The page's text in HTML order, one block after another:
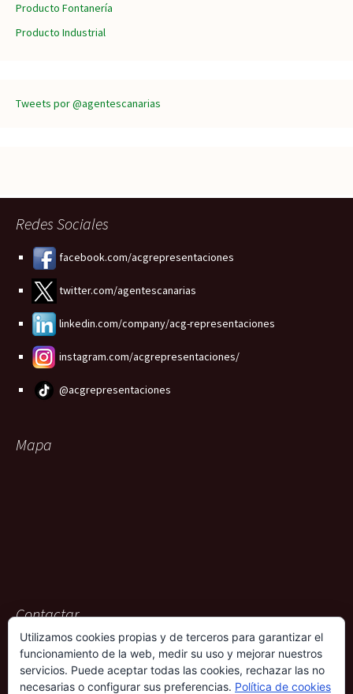
Producto Fontanería
Producto Industrial
Tweets por @agentescanarias
Redes Sociales
facebook.com/acgrepresentaciones
twitter.com/agentescanarias
linkedin.com/company/acg-representaciones
instagram.com/acgrepresentaciones/
@acgrepresentaciones
Mapa
Contactar
ACG Representaciones
Rambla Pulido, 36
38004 – Santa Cruz de Tenerife
Utilizamos cookies propias y de terceros para garantizar el
funcionamiento de la web, medir su uso y mejorar nuestros
servicios. Puede aceptar todas las cookies, rechazar las no
necesarias o configurar sus preferencias. Política de cookies